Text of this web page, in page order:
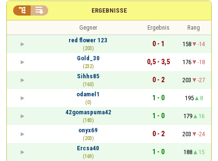
ERGEBNISSE
 
Gegner Ergebnis
Rang
red flower 123
(203)
0 - 1 158
-14
Gold_30
(232)
0,5 - 3,5 176
-18
Sihhs85
(160)
0 - 2 203
-27
odamel1
(0)
1 - 0 195
8
42gomaspuma42
(183)
1 - 0 179
16
onyx69
(203)
0 - 2 203
-24
Ercsa40
(169)
1 - 0 188
15